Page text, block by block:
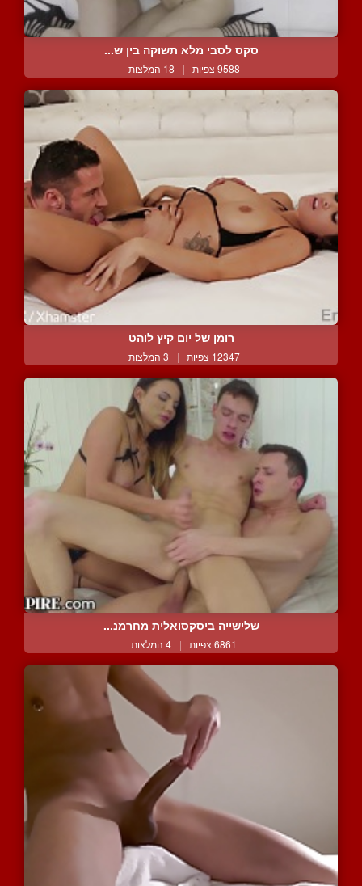
סקס לסבי מלא תשוקה בין ש...
9588 צפיות | 18 המלצות
רומן של יום קיץ לוהט
12347 צפיות | 3 המלצות
שלישייה ביסקסואלית מחרמנ...
6861 צפיות | 4 המלצות